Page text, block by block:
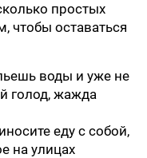
простых
чтобы оставаться
воды и уже не
голод, жажда
еду с собой,
на улицах